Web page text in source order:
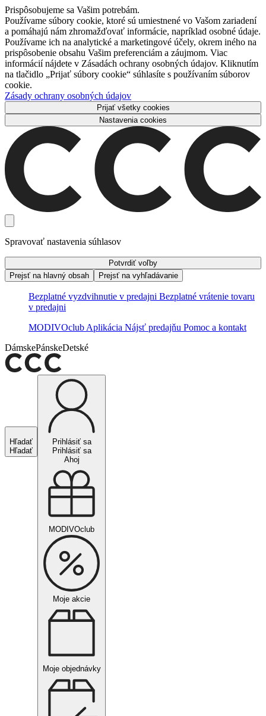
Prispôsobujeme sa Vašim potrebám.
Používame súbory cookie, ktoré sú umiestnené vo Vašom zariadení
a pomáhajú nám zhromažďovať informácie, napríklad osobné údaje.
Používame ich na analytické a marketingové účely, okrem iného na
prispôsobenie obsahu Vašim preferenciám a záujmom. Viac
informácií nájdete v Zásadách ochrany osobných údajov. Kliknutím
na tlačidlo „Prijať súbory cookie“ súhlasíte s používaním súborov
cookie.
Zásady ochrany osobných údajov
Prijať všetky cookies
Nastavenia cookies
Spravovať nastavenia súhlasov
Potvrdiť voľby
Prejsť na hlavný obsah
Prejsť na vyhľadávanie
Bezplatné vyzdvihnutie v predajni Bezplatné vrátenie tovaru
v predajni
MODIVOclub Aplikácia Nájsť predajňu Pomoc a kontakt
DámskePánskeDetské
Hľadať
Hľadať
Prihlásiť sa
Prihlásiť sa
Ahoj
MODIVOclub
Moje akcie
Moje objednávky